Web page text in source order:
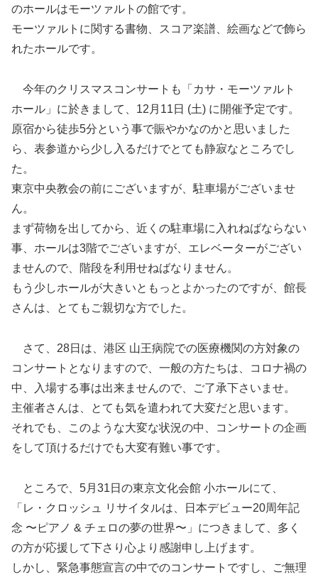
のホールはモーツァルトの館です。
モーツァルトに関する書物、スコア楽譜、絵画などで飾ら
れたホールです。
今年のクリスマスコンサートも「カサ・モーツァルト
ホール」に於きまして、12月11日 (土) に開催予定です。
原宿から徒歩5分という事で賑やかなのかと思いました
ら、表参道から少し入るだけでとても静寂なところでし
た。
東京中央教会の前にございますが、駐車場がございませ
ん。
まず荷物を出してから、近くの駐車場に入れねばならない
事、ホールは3階でございますが、エレベーターがござい
ませんので、階段を利用せねばなりません。
もう少しホールが大きいともっとよかったのですが、館長
さんは、とてもご親切な方でした。
さて、28日は、港区 山王病院での医療機関の方対象の
コンサートとなりますので、一般の方たちは、コロナ禍の
中、入場する事は出来ませんので、ご了承下さいませ。
主催者さんは、とても気を遣われて大変だと思います。
それでも、このような大変な状況の中、コンサートの企画
をして頂けるだけでも大変有難い事です。
ところで、5月31日の東京文化会館 小ホールにて、
「レ・クロッシュ リサイタルは、日本デビュー20周年記
念 〜ピアノ & チェロの夢の世界〜」につきまして、多く
の方が応援して下さり心より感謝申し上げます。
しかし、緊急事態宣言の中でのコンサートですし、ご無理